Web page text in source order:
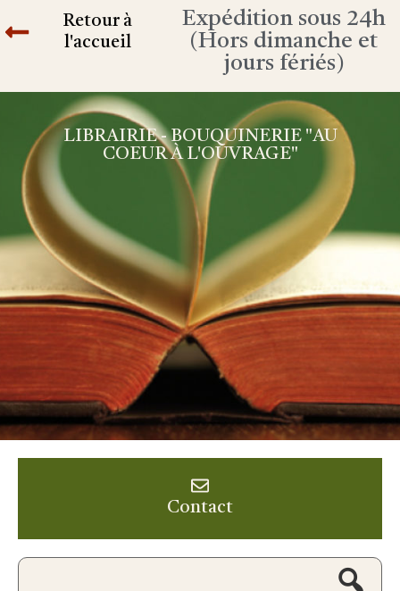
Retour à
l'accueil
Expédition sous 24h
(Hors dimanche et
jours fériés)
LIBRAIRIE - BOUQUINERIE "AU
COEUR À L'OUVRAGE"
Contact